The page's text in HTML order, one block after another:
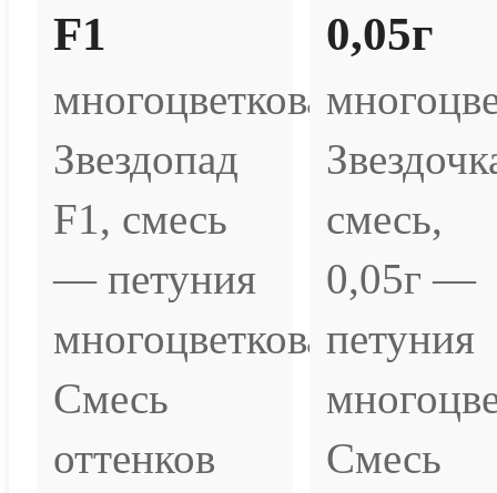
F1
многоцветковая
Звездопад
F1, смесь
— петуния
многоцветковая.
Смесь
оттенков
0,05г
смесь,
0,05г —
петуния
Смесь